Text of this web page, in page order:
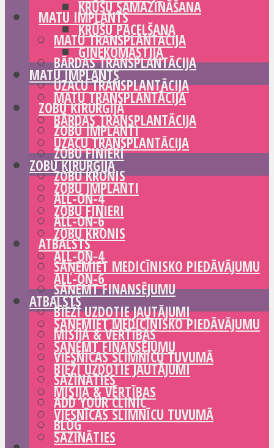
MATU IMPLANTS
MATU TRANSPLANTĀCIJA
BĀRDAS TRANSPLANTĀCIJA
UZACU TRANSPLANTĀCIJA
ZOBU ĶIRURĢIJA
ZOBU IMPLANTI
ZOBU FINIERI
ZOBU KRONIS
ALL-ON-4
ALL-ON-6
ATBALSTS
SAŅEMIET MEDICĪNISKO PIEDĀVĀJUMU
SAŅEMT FINANSĒJUMU
BIEŽI UZDOTIE JAUTĀJUMI
MISIJA & VĒRTĪBAS
VIESNĪCAS SLIMNĪCU TUVUMĀ
SAZINĀTIES
ADD YOUR CLINIC
BLOG
KRŪŠU SAMAZINĀŠANA
KRŪŠU PACELŠANA
GINEKOMASTIJA
MATU IMPLANTS
MATU TRANSPLANTĀCIJA
BĀRDAS TRANSPLANTĀCIJA
UZACU TRANSPLANTĀCIJA
ZOBU ĶIRURĢIJA
ZOBU IMPLANTI
ZOBU FINIERI
ZOBU KRONIS
ALL-ON-4
ALL-ON-6
ATBALSTS
SAŅEMIET MEDICĪNISKO PIEDĀVĀJUMU
SAŅEMT FINANSĒJUMU
BIEŽI UZDOTIE JAUTĀJUMI
MISIJA & VĒRTĪBAS
VIESNĪCAS SLIMNĪCU TUVUMĀ
SAZINĀTIES